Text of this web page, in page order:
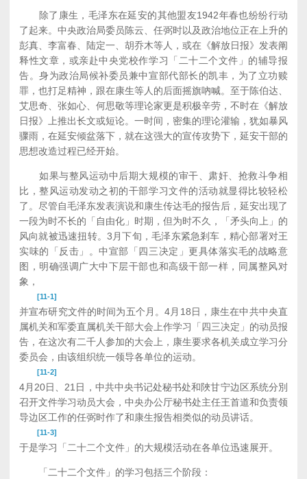
除了康生，毛泽东在延安的其他盟友1942年春也纷纷行动
了起来。中央政治局委员陈云、任弼时以及政治地位正在上升的
彭真、李富春、陆定一、胡乔木等人，或在《解放日报》发表阐
释性文章，或亲赴中央党校作学习「二十二个文件」的辅导报
告。身为政治局候补委员兼中宣部代部长的凯丰，为了立功赎
罪，也打足精神，跟在康生等人的后面摇旗吶喊。至于陈伯达、
艾思奇、张如心、何思敬等理论家更是积极辛劳，不时在《解放
日报》上推出长文或短论。一时间，密集的理论灌输，犹如暴风
骤雨，在延安倾盆落下，就在这强大的宣传攻势下，延安干部的
思想改造过程已经开始。
如果与整风运动中后期大规模的审干、肃奸、抢救斗争相
比，整风运动发动之初的干部学习文件的活动就显得比较轻松
了。尽管自毛泽东发表演说和康生传达毛的报告后，延安出现了
一段为时不长的「自由化」时期，但为时不久，「矛头向上」的
风向就被迅速扭转。3月下旬，毛泽东紧急剎车，精心部署对王
实味的「反击」。中宣部「四三决定」更具体落实毛的战略意
图，明确强调广大中下层干部也和高级干部一样，同属整风对
象，
[11-1]
并宣布研究文件的时间为五个月。4月18日，康生在中共中央直
属机关和军委直属机关干部大会上作学习「四三决定」的动员报
告，在这次有二千人参加的大会上，康生要求各机关成立学习分
委员会，由该组织统一领导各单位的运动。
[11-2]
4月20日、21日，中共中央书记处秘书处和陜甘宁边区系统分別
召开文件学习动员大会，中央办公厅秘书处主任王首道和负责领
导边区工作的任弼时作了和康生报告相类似的动员讲话。
[11-3]
于是学习「二十二个文件」的大规模活动在各单位迅速展开。
「二十二个文件」的学习包括三个阶段：